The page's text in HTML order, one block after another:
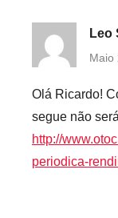
Leo
Maio
Olá Ricardo!
segue não
http://
periodica-